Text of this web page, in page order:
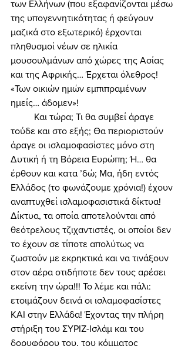
των Ελλήνων (που εξαφανίζονται μέσω
της υπογεννητικότητας ή φεύγουν
μαζικά στο εξωτερικό) έρχονται
πληθυσμοί νέων σε ηλικία
μουσουλμάνων από χώρες της Ασίας
και της Αφρικής… Έρχεται όλεθρος!
«Των οικιών ημών εμπιπραμένων
ημείς… άδομεν»!
τούδε και στο εξής; Θα περιοριστούν
άραγε οι ισλαμοφασίστες μόνο στη
Δυτική ή τη Βόρεια Ευρώπη; Ή… θα
έρθουν και κατα ’δώ; Μα, ήδη εντός
Ελλάδος (το φωνάζουμε χρόνια!) έχουν
αναπτυχθεί ισλαμοφασιστικά δίκτυα!
Δίκτυα, τα οποία αποτελούνται από
θεότρελους τζιχαντιστές, οι οποίοι δεν
το έχουν σε τίποτε απολύτως να
ζωστούν με εκρηκτικά και να τινάξουν
στον αέρα οτιδήποτε δεν τους αρέσει
εκείνη την ώρα!!! Το λέμε και πάλι:
ετοιμάζουν δεινά οι ισλαμοφασίστες
ΚΑΙ στην Ελλάδα! Έχοντας την πλήρη
στήριξη του ΣΥΡΙΖ-Ισλάμ και του
δορυφόρου του, του κόμματος